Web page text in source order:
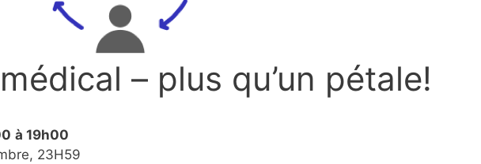
– plus qu’un pétale!
à 19h00
23H59